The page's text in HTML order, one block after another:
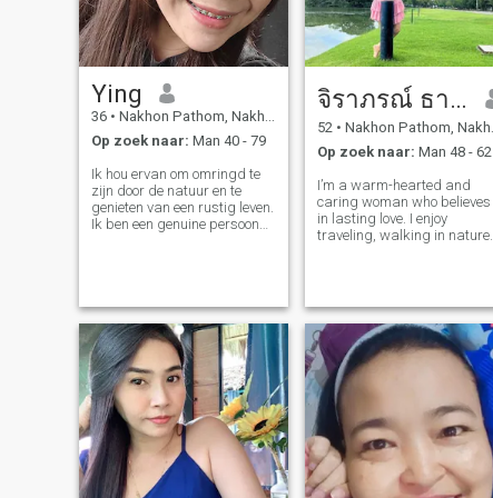
Ying
36 • Nakhon Pathom, Nakhon Pathom, Thailand
Op zoek naar: Man 40 - 79
Ik hou ervan om omringd te
zijn door de natuur en te
genieten van een rustig leven.
Ik ben een genuine persoon
geloof dat een goede relatie
begint met vriendschap,
vertrouwen en wederzijds
respect.
จิราภรณ์ ธารีจิตร
52 • Nakhon Pathom, Nakhon Pathom, Thailand
Op zoek naar: Man 48 - 62
I’m a warm-hearted and
caring woman who believes
in lasting love. I enjoy
traveling, walking in nature,
and tog